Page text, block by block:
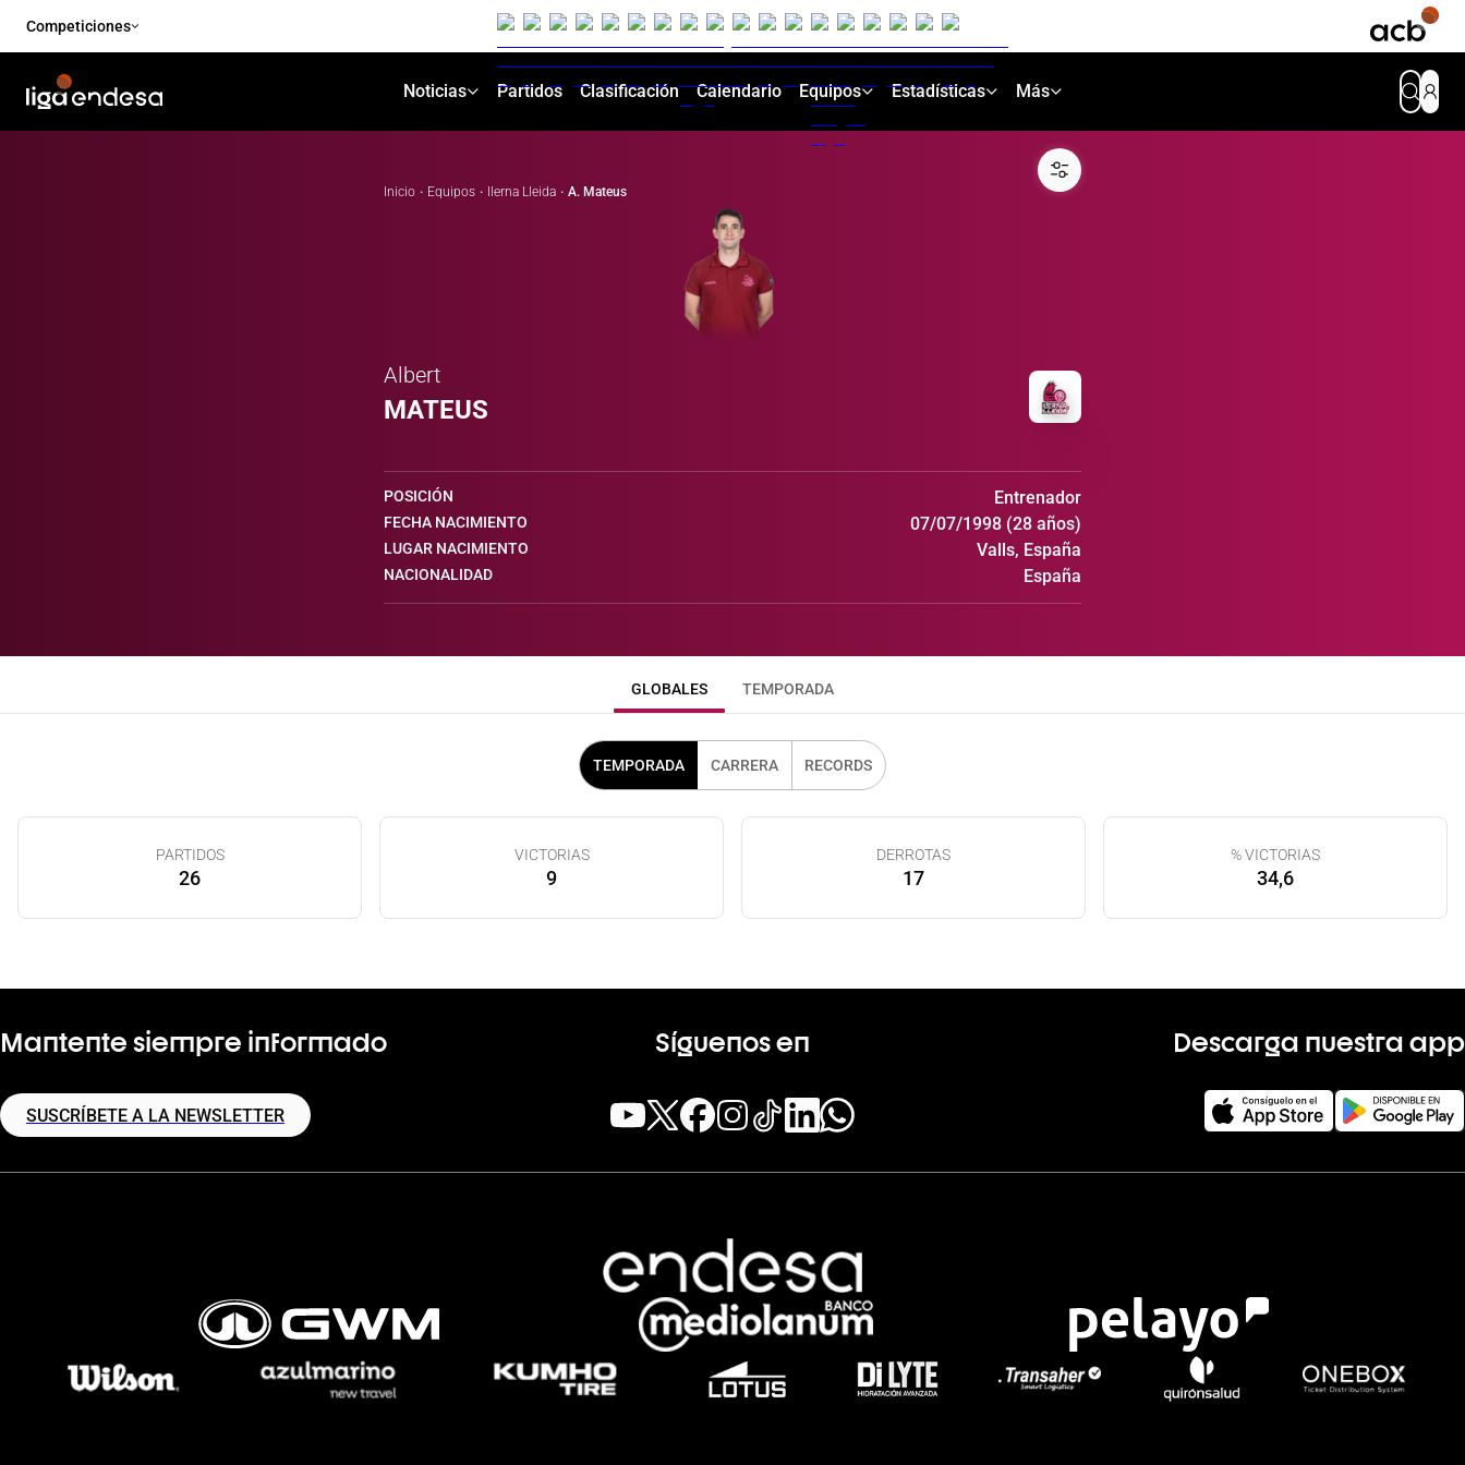
Competiciones
Noticias Partidos Clasificación Calendario Equipos Estadísticas Más
Inicio · Equipos · Ilerna Lleida · A. Mateus
Albert
MATEUS
POSICIÓN Entrenador
FECHA NACIMIENTO 07/07/1998 (28 años)
LUGAR NACIMIENTO Valls, España
NACIONALIDAD España
GLOBALES TEMPORADA
TEMPORADA CARRERA RECORDS
PARTIDOS
26
VICTORIAS
9
DERROTAS
17
% VICTORIAS
34,6
Mantente siempre informado
SUSCRÍBETE A LA NEWSLETTER
Síguenos en Descarga nuestra app